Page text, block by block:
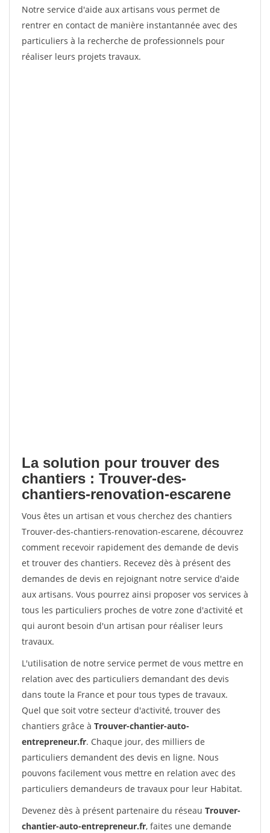
Notre service d'aide aux artisans vous permet de
rentrer en contact de manière instantannée avec des
particuliers à la recherche de professionnels pour
réaliser leurs projets travaux.
La solution pour trouver des
chantiers : Trouver-des-
chantiers-renovation-escarene
Vous êtes un artisan et vous cherchez des chantiers
Trouver-des-chantiers-renovation-escarene, découvrez
comment recevoir rapidement des demande de devis
et trouver des chantiers. Recevez dès à présent des
demandes de devis en rejoignant notre service d'aide
aux artisans. Vous pourrez ainsi proposer vos services à
tous les particuliers proches de votre zone d'activité et
qui auront besoin d'un artisan pour réaliser leurs
travaux.
L'utilisation de notre service permet de vous mettre en
relation avec des particuliers demandant des devis
dans toute la France et pour tous types de travaux.
Quel que soit votre secteur d'activité, trouver des
chantiers grâce à Trouver-chantier-auto-
entrepreneur.fr. Chaque jour, des milliers de
particuliers demandent des devis en ligne. Nous
pouvons facilement vous mettre en relation avec des
particuliers demandeurs de travaux pour leur Habitat.
Devenez dès à présent partenaire du réseau Trouver-
chantier-auto-entrepreneur.fr, faites une demande